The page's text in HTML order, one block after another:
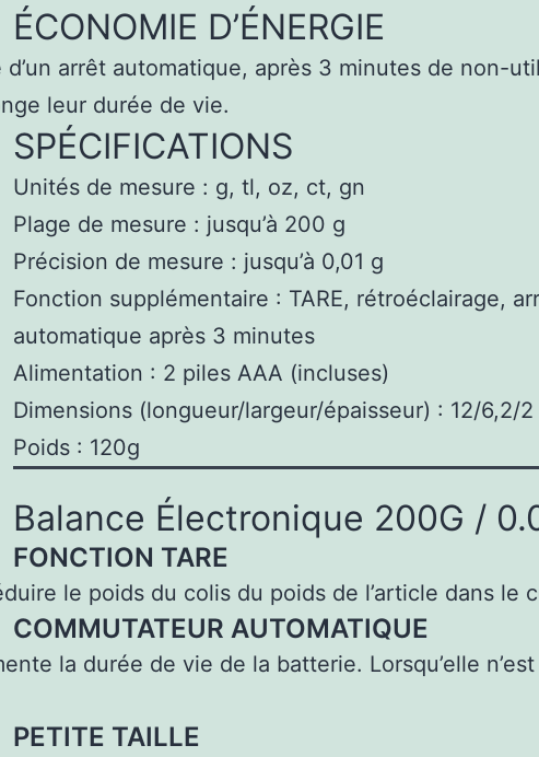
ÉCONOMIE D’ÉNERGIE
arrêt automatique, après 3 minutes de non-
leur durée de vie.
SPÉCIFICATIONS
Unités de mesure : g, tl, oz, ct, gn
Plage de mesure : jusqu’à 200 g
Précision de mesure : jusqu’à 0,01 g
Fonction supplémentaire : TARE, rétroéclairage,
automatique après 3 minutes
Alimentation : 2 piles AAA (incluses)
Dimensions (longueur/largeur/épaisseur) : 12/6,2/2
Poids : 120g
Balance Électronique 200G /
FONCTION TARE
le poids du colis du poids de l’article dans le
COMMUTATEUR AUTOMATIQUE
la durée de vie de la batterie. Lorsqu’elle
PETITE TAILLE